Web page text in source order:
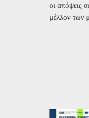
οι απόψεις
μέλλον των